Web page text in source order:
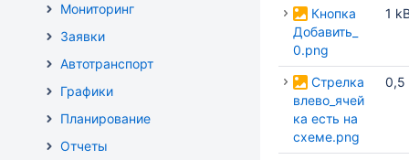
Мониторинг
Заявки
Автотранспорт
Графики
Планирование
Отчеты
Кнопка
Добавить_
0.png
1
Стрелка
влево_ячей
ка есть на
схеме.png
0,5